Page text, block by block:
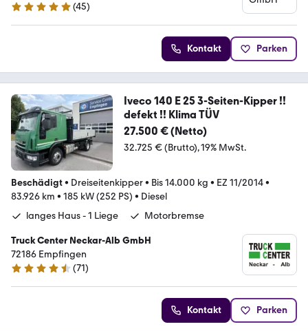
4.9 Sterne
(45)
Kontakt Parken
Iveco 140 E 25 3-Seiten-Kipper !!
defekt !! Klima TÜV
27.500 € (Netto)
32.725 € (Brutto) 19% MwSt.
Beschädigt• Dreiseitenkipper• Bis 14.000 kg • EZ 11/2014•
83.926 km • 185 kW (252 PS) • Diesel
langes Haus - 1 Liege
Motorbremse
Truck Center Neckar-Alb GmbH
72186 Empfingen
4.7 Sterne
(71)
Kontakt Parken